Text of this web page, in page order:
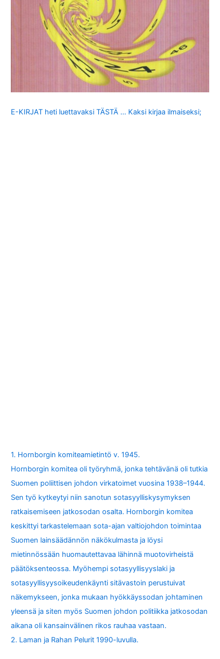
E-KIRJAT heti luettavaksi TÄSTÄ … Kaksi kirjaa ilmaiseksi;
1. Hornborgin komiteamietintö v. 1945.
Hornborgin komitea oli työryhmä, jonka tehtävänä oli tutkia
Suomen poliittisen johdon virkatoimet vuosina 1938–1944.
Sen työ kytkeytyi niin sanotun sotasyylliskysymyksen
ratkaisemiseen jatkosodan osalta. Hornborgin komitea
keskittyi tarkastelemaan sota-ajan valtiojohdon toimintaa
Suomen lainsäädännön näkökulmasta ja löysi
mietinnössään huomautettavaa lähinnä muotovirheistä
päätöksenteossa. Myöhempi sotasyyllisyyslaki ja
sotasyyllisyysoikeudenkäynti sitävastoin perustuivat
näkemykseen, jonka mukaan hyökkäyssodan johtaminen
yleensä ja siten myös Suomen johdon politiikka jatkosodan
aikana oli kansainvälinen rikos rauhaa vastaan.
2. Laman ja Rahan Pelurit 1990-luvulla.